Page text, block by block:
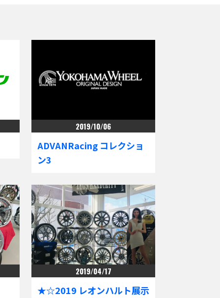
2019/10/06
ADVANRacing コレクショ
ン3
2019/04/17
★☆2019 レオンハルト展示